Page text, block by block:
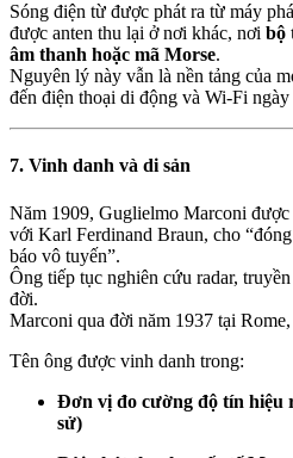
Sóng điện từ được phát ra từ máy
được anten thu lại ở nơi khác, nơi bộ
âm thanh hoặc mã Morse.
Nguyên lý này vẫn là nền tảng của
đến điện thoại di động và Wi-Fi ngày
7. Vinh danh và di sản
Năm 1909, Guglielmo Marconi được
với Karl Ferdinand Braun, cho
báo vô tuyến”.
Ông tiếp tục nghiên cứu radar,
đời.
Marconi qua đời năm 1937 tại
Tên ông được vinh danh trong:
Đơn vị đo cường độ tín hiệu
sử)